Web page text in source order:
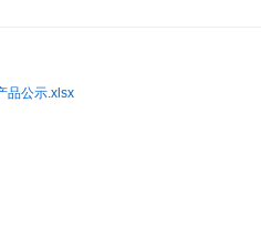
品公示.xlsx